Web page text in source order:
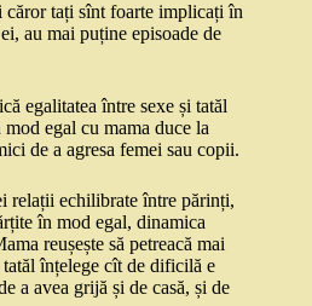
căror tați sînt foarte implicați în
au mai puține episoade de
egalitatea între sexe și tatăl
egal cu mama duce la
de a agresa femei sau copii.
relații echilibrate între părinți,
în mod egal, dinamica
reușește să petreacă mai
înțelege cît de dificilă e
a avea grijă și de casă, și de